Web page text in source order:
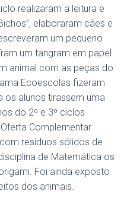
realizaram a leitura e
elaboraram cães e
um pequeno
um tangram em papel
animal com as peças do
Ecoescolas fizeram
os alunos tirassem uma
do 2º e 3º ciclos
Complementar
resíduos sólidos de
de Matemática os
Foi ainda exposto
dos animais.